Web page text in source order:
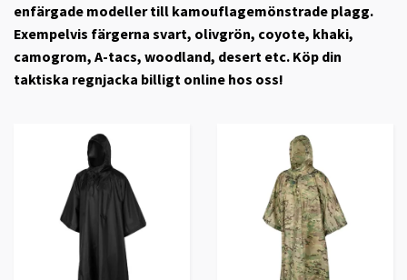
enfärgade modeller till kamouflagemönstrade plagg.
Exempelvis färgerna svart, olivgrön, coyote, khaki,
camogrom, A-tacs, woodland, desert etc. Köp din
taktiska regnjacka billigt online hos oss!